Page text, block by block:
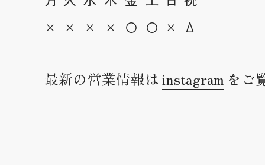
× × × × 〇 〇 × Δ
最新の営業情報は instagram をご